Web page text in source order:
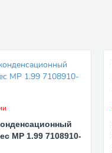
MP 1.99 7108910-